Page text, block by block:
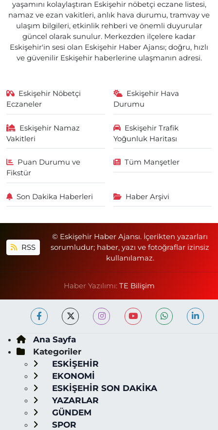
yaşamını kolaylaştıran Eskişehir nöbetçi eczane listesi,
namaz ve ezan vakitleri, anlık hava durumu, tramvay ve
ulaşım bilgileri, etkinlik rehberi ve önemli duyurular
güncel olarak sunulur. Merkezden ilçelere kadar
Eskişehir'in sesi olan Eskişehir Haber Ajansı; doğru, hızlı
ve güvenilir Eskişehir haberlerine ulaşmanın adresi.
Eskişehir Nöbetçi
Eczaneler
Eskişehir Hava
Durumu
Eskişehir Namaz
Vakitleri
Eskişehir Trafik
Yoğunluk Haritası
Puan Durumu ve
Fikstür
Tüm Manşetler
Son Dakika Haberleri Haber Arşivi
RSS
© Eskişehir Haber Ajansı. İçerikten yazarları
sorumludur; haber, yazı ve fotoğraflar izinsiz
kullanılamaz.
Haber Yazılımı: TE Bilişim
Ana Sayfa
Kategoriler
ESKİŞEHİR
EKONOMİ
ESKİŞEHİR SON DAKİKA
YAZARLAR
GÜNDEM
SPOR